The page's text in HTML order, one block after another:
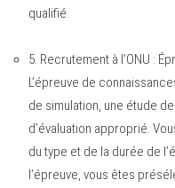
qualifié.
5. Recrutement à l’ONU :
L’épreuve de
de simulation, une étude
d’évaluation approprié.
du type et de la durée de
l’épreuve, vous êtes